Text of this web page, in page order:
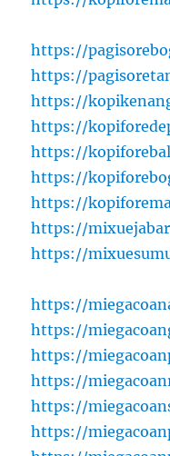
https://
https://
https://
https://
https://
https://
https://
https://
https://
https://
https://
https://
https://
https://
https://